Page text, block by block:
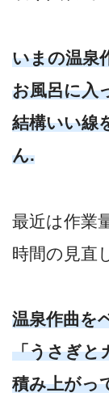
いまの温泉
お風呂に入
結構いい線
ん.
最近は作業
時間の見直
温泉作曲を
「うさぎと
積み上がっ